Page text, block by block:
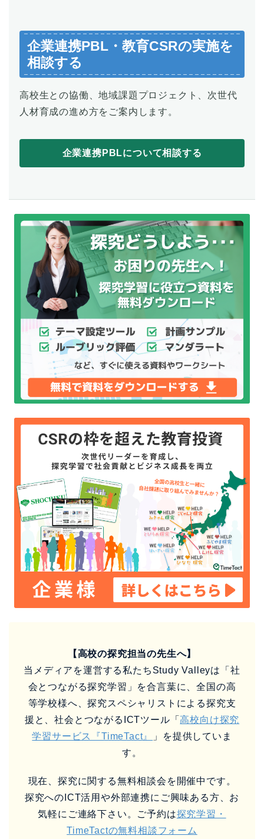
企業連携PBL・教育CSRの実施を
相談する
高校生との協働、地域課題プロジェクト、次世代
人材育成の進め方をご案内します。
企業連携PBLについて相談する
【高校の探究担当の先生へ】
当メディアを運営する私たちStudy Valleyは「社
会とつながる探究学習」を合言葉に、全国の高
等学校様へ、探究スペシャリストによる探究支
援と、社会とつながるICTツール「高校向け探究
学習サービス『TimeTact』
」を提供していま
す。
現在、探究に関する無料相談会を開催中です。
探究へのICT活用や外部連携にご興味ある方、お
気軽にご連絡下さい。ご予約は探究学習・
TimeTactの無料相談フォーム